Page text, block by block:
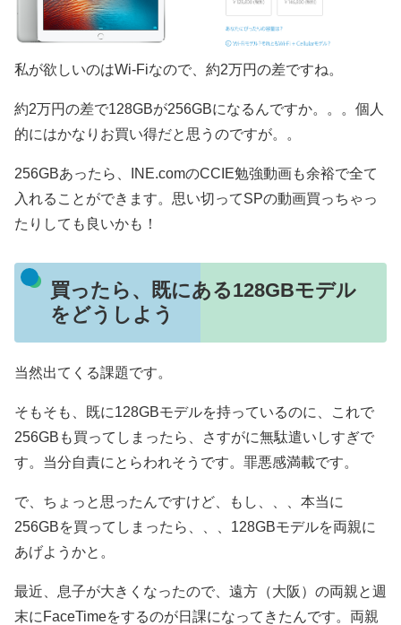
私が欲しいのはWi-Fiなので、約2万円の差ですね。
約2万円の差で128GBが256GBになるんですか。。。個人
的にはかなりお買い得だと思うのですが。。
256GBあったら、INE.comのCCIE勉強動画も余裕で全て
入れることができます。思い切ってSPの動画買っちゃっ
たりしても良いかも！
買ったら、既にある128GBモデル
をどうしよう
当然出てくる課題です。
そもそも、既に128GBモデルを持っているのに、これで
256GBも買ってしまったら、さすがに無駄遣いしすぎで
す。当分自責にとらわれそうです。罪悪感満載です。
で、ちょっと思ったんですけど、もし、、、本当に
256GBを買ってしまったら、、、128GBモデルを両親に
あげようかと。
最近、息子が大きくなったので、遠方（大阪）の両親と週
末にFaceTimeをするのが日課になってきたんです。両親